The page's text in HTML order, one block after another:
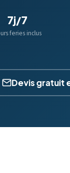
7j/7
feries inclus
Devis gratuit